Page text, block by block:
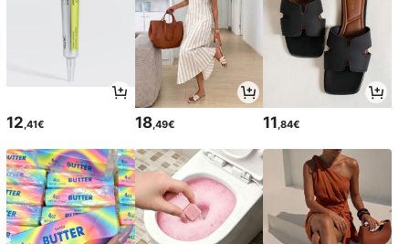
12,41€ 18,49€ 11,84€